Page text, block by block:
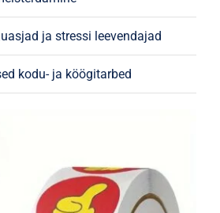
ja stressi leevendajad
kodu- ja köögitarbed